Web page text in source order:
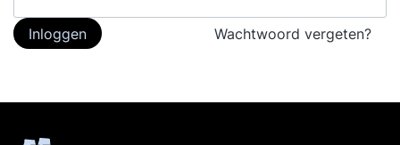
Inloggen Wachtwoord vergeten?